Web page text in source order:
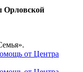
Орловской